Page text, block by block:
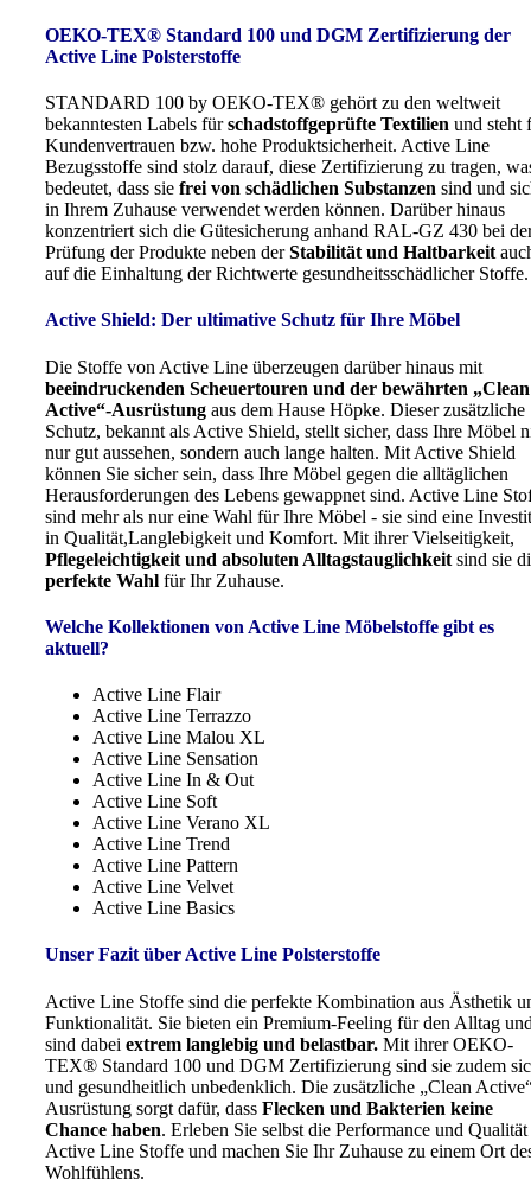
OEKO-TEX® Standard 100 und DGM Zertifizierung der
Active Line Polsterstoffe
STANDARD 100 by OEKO-TEX® gehört zu den weltweit
bekanntesten Labels fürschadstoffgeprüfte Textilien und steht
Kundenvertrauen bzw. hohe Produktsicherheit. Active Line
Bezugsstoffe sind stolz darauf, diese Zertifizierung zu tragen,
bedeutet, dass sie frei von schädlichen Substanzen sind und
in Ihrem Zuhause verwendet werden können. Darüber hinaus
konzentriert sich die Gütesicherung anhand RAL-GZ 430 bei
Prüfung der Produkte neben derStabilität und Haltbarkeit
auf die Einhaltung der Richtwerte gesundheitsschädlicher Stoffe.
Active Shield: Der ultimative Schutz für Ihre Möbel
Die Stoffe von Active Line überzeugen darüber hinaus mit
beeindruckenden Scheuertouren und der bewährten „Clean
Active“-Ausrüstung aus dem Hause Höpke. Dieser zusätzliche
Schutz, bekannt als Active Shield, stellt sicher, dass Ihre Möbel
nur gut aussehen, sondern auch lange halten. Mit Active Shield
können Sie sicher sein, dass Ihre Möbel gegen die alltäglichen
Herausforderungen des Lebens gewappnet sind. Active Line
sind mehr als nur eine Wahl für Ihre Möbel - sie sind eine
in Qualität,Langlebigkeit und Komfort. Mit ihrer Vielseitigkeit,
Pflegeleichtigkeit und absoluten Alltagstauglichkeit sind sie
perfekte Wahl für Ihr Zuhause.
Welche Kollektionen von Active Line Möbelstoffe gibt es
aktuell?
Active Line Flair
Active Line Terrazzo
Active Line Malou XL
Active Line Sensation
Active Line In & Out
Active Line Soft
Active Line Verano XL
Active Line Trend
Active Line Pattern
Active Line Velvet
Active Line Basics
Unser Fazit über Active Line Polsterstoffe
Active Line Stoffe sind die perfekte Kombination aus Ästhetik
Funktionalität. Sie bieten ein Premium-Feeling für den Alltag
sind dabei extrem langlebig und belastbar. Mit ihrer OEKO-
TEX® Standard 100 und DGM Zertifizierung sind sie zudem
und gesundheitlich unbedenklich. Die zusätzliche „Clean
Ausrüstung sorgt dafür, dass Flecken und Bakterien keine
Chance haben. Erleben Sie selbst die Performance und Qualität
Active Line Stoffe und machen Sie Ihr Zuhause zu einem Ort
Wohlfühlens.